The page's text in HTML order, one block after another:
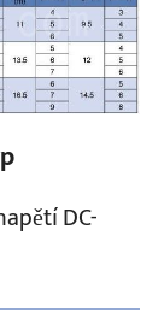
DC-